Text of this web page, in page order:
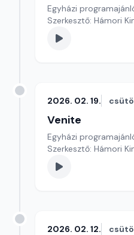
Egyházi
Szerkesztő: Hámori
2026. 02. 19.
Venite
Egyházi
Szerkesztő: Hámori
2026. 02. 12.